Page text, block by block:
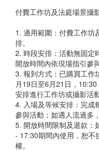
付費工作坊及法庭場景攝
1. 適用範圍：付費工作坊
排。
2. 時段安排：活動無固定
開放時間內依現場指引參與
3. 報到方式：已購買工作
月19日至6月21日，
安排進行工作坊或攝影活動
4. 入場及等候安排：完成
參與活動；如遇人流過多
5. 開放時間限制及退款：
- 17:30期間內使用，恕不
權。